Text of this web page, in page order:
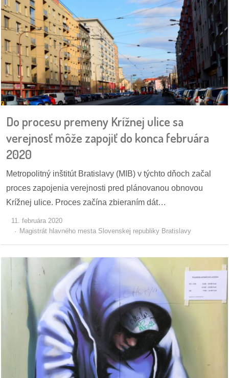
Do procesu premeny Krížnej ulice sa
verejnosť môže zapojiť do konca februára
2020
Metropolitný inštitút Bratislavy (MIB) v týchto dňoch začal
proces zapojenia verejnosti pred plánovanou obnovou
Krížnej ulice. Proces začína zbieraním dát…
11. februára 2020
Magistrát hlavného mesta Slovenskej republiky Bratislavy